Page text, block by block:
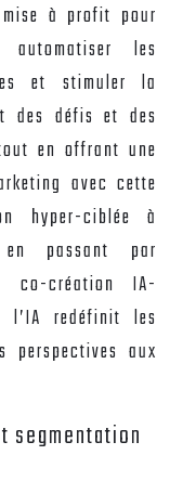
mise à profit pour
automatiser les
et stimuler la
des défis et des
en offrant une
avec cette
hyper-ciblée à
passant par
co-création IA-
l’IA redéfinit les
aux
segmentation